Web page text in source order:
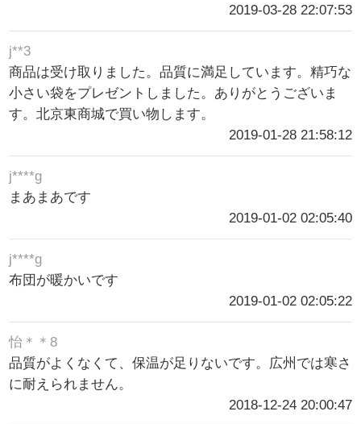
2019-03-28 22:07:53
j**3
商品は受け取りました。品質に満足しています。精巧な
小さい袋をプレゼントしました。ありがとうございま
す。北京東商城で買い物します。
2019-01-28 21:58:12
j****g
まあまあです
2019-01-02 02:05:40
j****g
布団が暖かいです
2019-01-02 02:05:22
怡＊＊8
品質がよくなくて、保温が足りないです。広州では寒さ
に耐えられません。
2018-12-24 20:00:47